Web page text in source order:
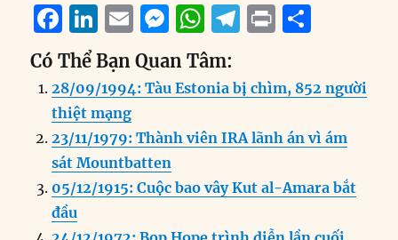
F
a
c
e
b
o
o
k
Li
n
k
e
d
I
n
E
m
ai
l
M
e
ss
e
n
g
er
W
h
at
s
A
p
T
e
g
r
m
P
n
t
a
re
Có Thể Bạn Quan Tâm:
28/09/1994: Tàu Estonia bị chìm, 852 người
thiệt mạng
23/11/1979: Thành viên IRA lãnh án vì ám
sát Mountbatten
05/12/1915: Cuộc bao vây Kut al-Amara bắt
đầu